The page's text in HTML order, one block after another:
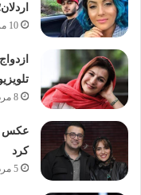
10 مرداد 1405
8 مرداد 1405
عکس
کرد
5 مرداد 1405